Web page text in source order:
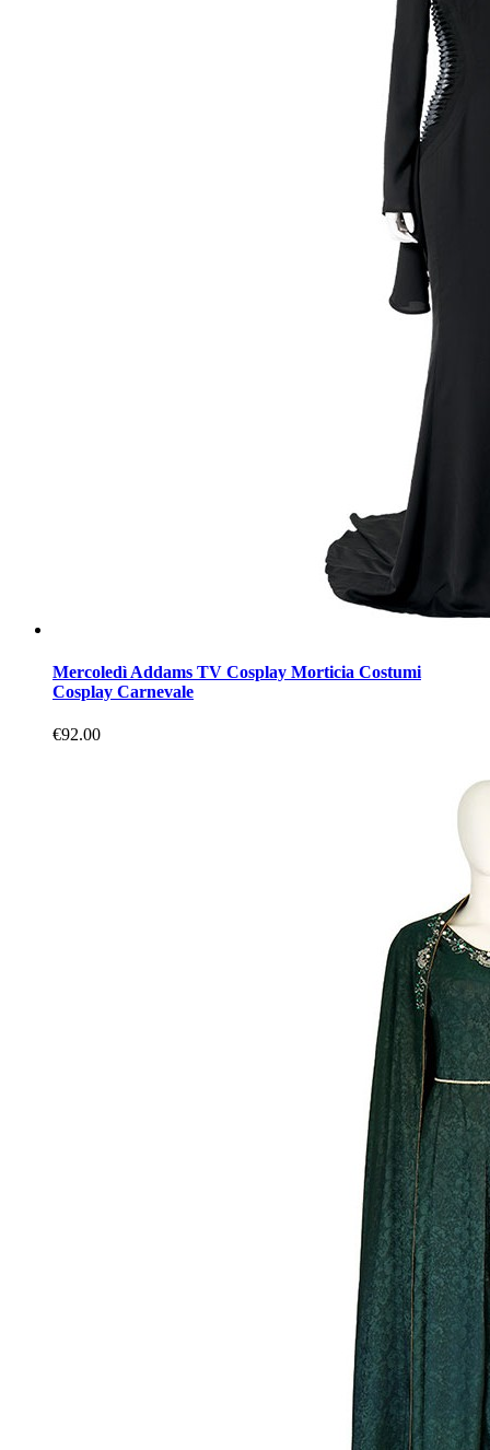
Mercoledì Addams TV Cosplay Morticia Costumi
Cosplay Carnevale
€92.00